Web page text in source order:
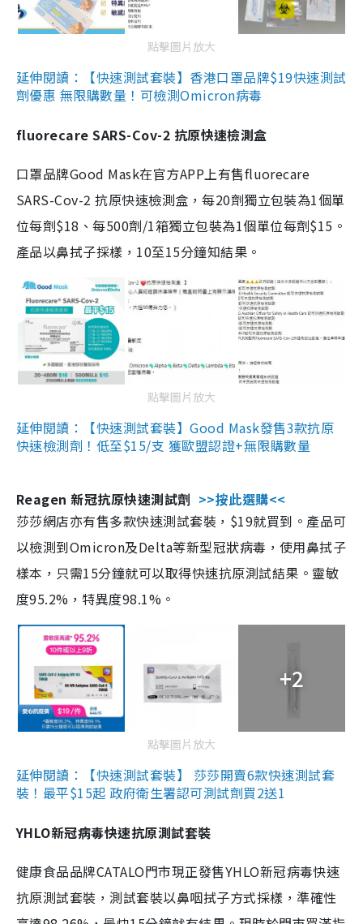
點擊圖片放大
延伸閱讀：【快速測試套裝】香港口罩品牌$19快速測試
劑優惠 無限購數量！可檢測Omicron病毒
fluorecare SARS-Cov-2 抗原快速檢測盒
口罩品牌Good Mask在官方APP上有售fluorecare
SARS-Cov-2 抗原快速檢測盒，每20劑獨立包裝為1個單
位每劑$18、每500劑/1箱獨立包裝為1個單位每劑$15。
產品以鼻拭子採樣，10至15分鐘知結果。
點擊圖片放大
延伸閱讀：【快速測試套裝】Good Mask發售3款抗原
快速檢測劑！低至$15/支 獲歐盟認證+無限購數量
Reagen 新冠抗原快速測試劑 >>按此選購<<
莎莎網店亦有售多款快速測試套裝，$19就買到。產品可
以檢測到Omicron及Delta等新型冠狀病毒，使用鼻拭子
樣本，只需15分鐘就可以取得快速抗原測試結果。靈敏
度95.2%，特異度98.1%。
+2
點擊圖片放大
延伸閱讀：【快速測試套裝】 莎莎開賣6款快速測試套
裝！最平$15起 政府衛生署認可測試劑買2送1
YHLO新冠病毒快速抗原測試套裝
健康食品品牌CATALO門市現正發售YHLO新冠病毒快速
抗原測試套裝，測試套裝以鼻咽拭子方式採樣，準確性